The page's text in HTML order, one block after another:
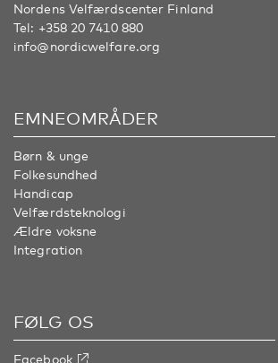
Nordens Velfærdscenter Finland
Tel: +358 20 7410 880
info@nordicwelfare.org
EMNEOMRÅDER
Børn & unge
Folkesundhed
Handicap
Velfærdsteknologi
Ældre voksne
Integration
FØLG OS
Facebook